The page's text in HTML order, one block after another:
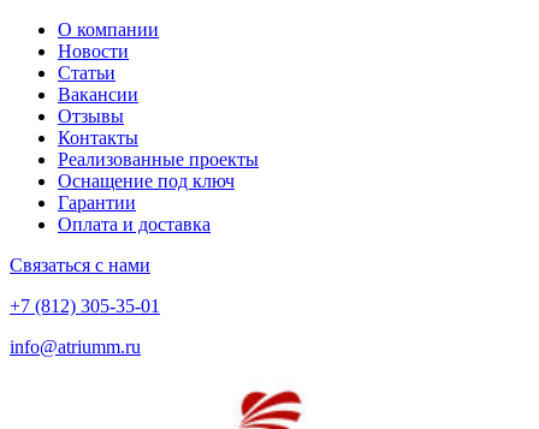
О компании
Новости
Статьи
Вакансии
Отзывы
Контакты
Реализованные проекты
Оснащение под ключ
Гарантии
Оплата и доставка
Связаться с нами
+7 (812) 305-35-01
info@atriumm.ru